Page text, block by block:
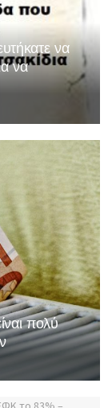
να
να
πολύ